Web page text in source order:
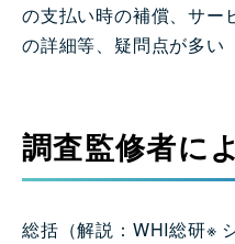
の支払い時の補償、サー
の詳細等、疑問点が多い
調査監修者に
総括（解説：WHI総研※